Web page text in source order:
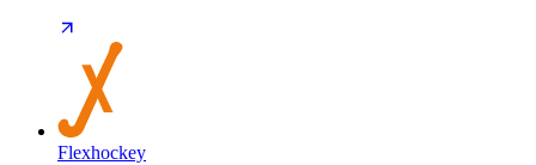
Flexhockey